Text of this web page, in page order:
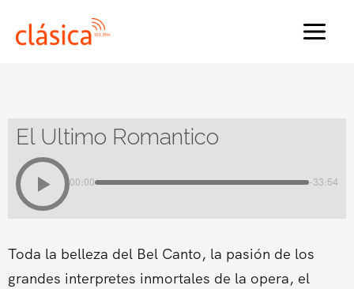
El Ultimo Romantico
00:00 -33:54
Toda la belleza del Bel Canto, la pasión de los
grandes interpretes inmortales de la opera, el